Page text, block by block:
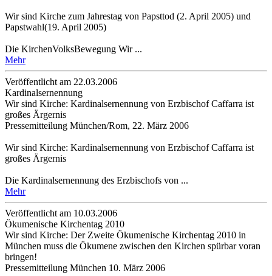
Wir sind Kirche zum Jahrestag von Papsttod (2. April 2005) und
Papstwahl(19. April 2005)
Die KirchenVolksBewegung Wir ...
Mehr
Veröffentlicht am 22­.03.2006
Kardinalsernennung
Wir sind Kirche: Kardinalsernennung von Erzbischof Caffarra ist
großes Ärgernis
Pressemitteilung München/Rom, 22. März 2006
Wir sind Kirche: Kardinalsernennung von Erzbischof Caffarra ist
großes Ärgernis
Die Kardinalsernennung des Erzbischofs von ...
Mehr
Veröffentlicht am 10­.03.2006
Ökumenische Kirchentag 2010
Wir sind Kirche: Der Zweite Ökumenische Kirchentag 2010 in
München muss die Ökumene zwischen den Kirchen spürbar voran
bringen!
Pressemitteilung München 10. März 2006